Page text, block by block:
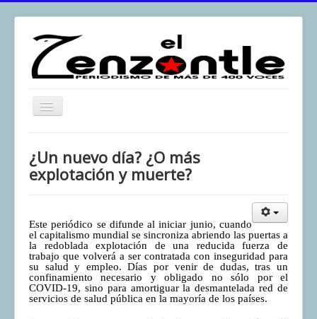
Toggle
El Zenzontle
Multimedia
Archivos
Contacto
¿Un nuevo día? ¿O más
explotación y muerte?
Este periódico se difunde al iniciar junio, cuando
el capitalismo mundial se sincroniza abriendo las puertas a
la redoblada explotación de una reducida fuerza de
trabajo que volverá a ser contratada con inseguridad para
su salud y empleo. Días por venir de dudas, tras un
confinamiento necesario y obligado no sólo por el
COVID-19, sino para amortiguar la desmantelada red de
servicios de salud pública en la mayoría de los países.